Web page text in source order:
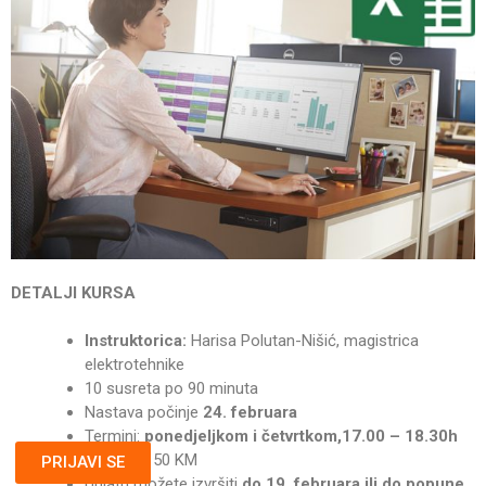
DETALJI KURSA
Instruktorica: Harisa Polutan-Nišić, magistrica
elektrotehnike
10 susreta po 90 minuta
Nastava počinje 24. februara
Termini: ponedjeljkom i četvrtkom,17.00 – 18.30h
CIJENA:
50 KM
PRIJAVI SE